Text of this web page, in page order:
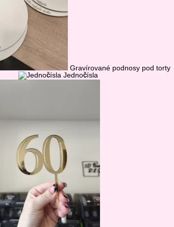
Gravírované podnosy pod torty
Jednočísla